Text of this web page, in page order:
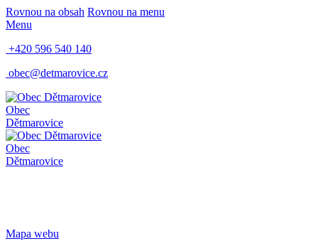
Rovnou na obsah Rovnou na menu
Menu
+420 596 540 140
obec@detmarovice.cz
Obec
Dětmarovice
Obec
Dětmarovice
Mapa webu